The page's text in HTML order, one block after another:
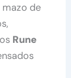
mazo de
Rune